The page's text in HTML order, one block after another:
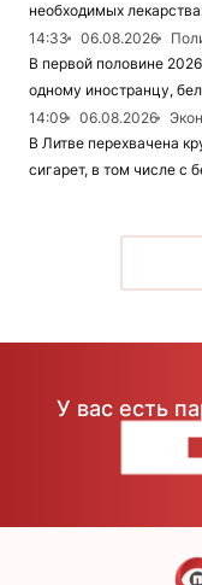
необходимых
14:33
06.08.2026
В первой половине
одному иностранцу,
14:09
06.08.2026
В Литве перехвачена
сигарет, в том числе с
У вас есть